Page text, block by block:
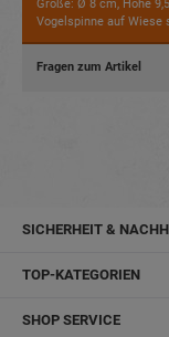
Größe: Ø 8 cm, Höhe
Vogelspinne auf Wiese
Fragen zum Artikel
SICHERHEIT &
TOP-KATEGORIEN
SHOP SERVICE